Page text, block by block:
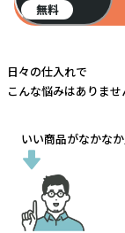
無料
日々の仕入れで
こんな悩みはありませ
いい商品がなかな